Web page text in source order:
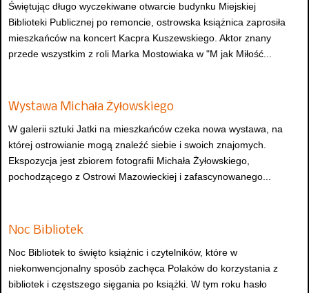
Świętując długo wyczekiwane otwarcie budynku Miejskiej
Biblioteki Publicznej po remoncie, ostrowska książnica zaprosiła
mieszkańców na koncert Kacpra Kuszewskiego. Aktor znany
przede wszystkim z roli Marka Mostowiaka w "M jak Miłość...
Wystawa Michała Żyłowskiego
W galerii sztuki Jatki na mieszkańców czeka nowa wystawa, na
której ostrowianie mogą znaleźć siebie i swoich znajomych.
Ekspozycja jest zbiorem fotografii Michała Żyłowskiego,
pochodzącego z Ostrowi Mazowieckiej i zafascynowanego...
Noc Bibliotek
Noc Bibliotek to święto książnic i czytelników, które w
niekonwencjonalny sposób zachęca Polaków do korzystania z
bibliotek i częstszego sięgania po książki. W tym roku hasło